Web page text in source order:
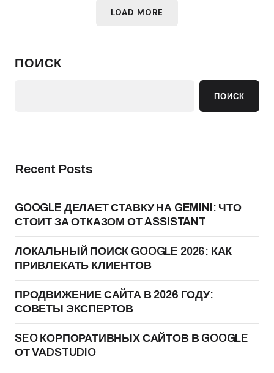
LOAD MORE
ПОИСК
ПОИСК
Recent Posts
GOOGLE ДЕЛАЕТ СТАВКУ НА GEMINI: ЧТО
СТОИТ ЗА ОТКАЗОМ ОТ ASSISTANT
ЛОКАЛЬНЫЙ ПОИСК GOOGLE 2026: КАК
ПРИВЛЕКАТЬ КЛИЕНТОВ
ПРОДВИЖЕНИЕ САЙТА В 2026 ГОДУ:
СОВЕТЫ ЭКСПЕРТОВ
SEO КОРПОРАТИВНЫХ САЙТОВ В GOOGLE
ОТ VADSTUDIO